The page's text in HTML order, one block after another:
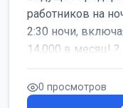
работников на
2:30 ночи,
14,000 в месяц! ?
0 просмотров